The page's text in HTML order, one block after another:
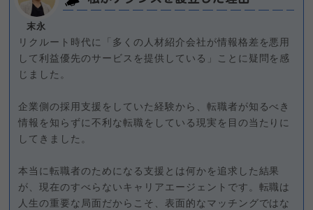
末永
リクルート時代に「多くの人材紹介会社が情報格差を悪用
して利益優先のサービスを提供している」ことに疑問を感
じました。
企業側の採用支援をしていた経験から、転職者が知るべき
情報を知らずに不利な転職をしている現実を目の当たりに
してきました。
本当に転職者のためになる支援とは何かを追求した結果
が、現在のすべらないキャリアエージェントです。転職は
人生の重要な局面だからこそ、表面的なマッチングではな